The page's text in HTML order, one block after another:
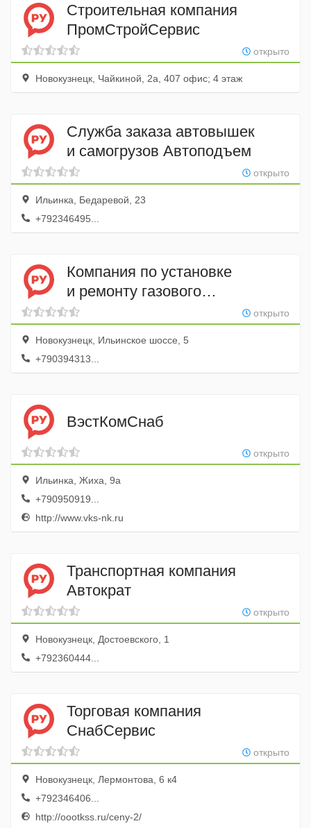
Строительная компания
ПромСтройСервис
открыто
Новокузнецк, Чайкиной, 2а, 407 офис; 4 этаж
Служба заказа автовышек
и самогрузов Автоподъем
открыто
Ильинка, Бедаревой, 23
+792346495...
Компания по установке
и ремонту газового
оборудования автомобилей
Газовые системы
открыто
Новокузнецк, Ильинское шоссе, 5
+790394313...
ВэстКомСнаб
открыто
Ильинка, Жиха, 9а
+790950919...
http://www.vks-nk.ru
Транспортная компания
Автократ
открыто
Новокузнецк, Достоевского, 1
+792360444...
Торговая компания
СнабСервис
открыто
Новокузнецк, Лермонтова, 6 к4
+792346406...
http://oootkss.ru/ceny-2/